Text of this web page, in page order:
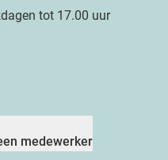
tot 17.00 uur
medewerker